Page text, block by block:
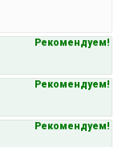
Рекомендуем!
Рекомендуем!
Рекомендуем!